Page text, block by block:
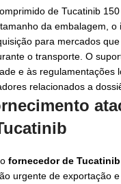
de Tucatinib
da embalagem,
para mercados
o transporte. O
e às
relacionados a
fornecedor de Tucatinib
urgente de exportação